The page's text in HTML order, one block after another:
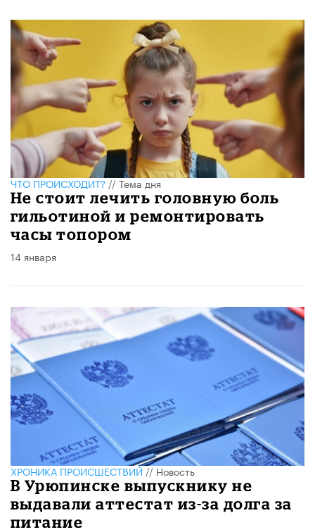
ЧТО ПРОИСХОДИТ?//Тема дня
Не стоит лечить головную боль
гильотиной и ремонтировать
часы топором
14 января
ХРОНИКА ПРОИСШЕСТВИЙ//Новость
В Урюпинске выпускнику не
выдавали аттестат из-за долга за
питание